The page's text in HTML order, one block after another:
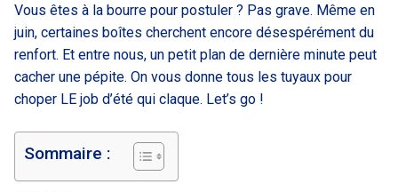
Vous êtes à la bourre pour postuler ? Pas grave. Même en
juin, certaines boîtes cherchent encore désespérément du
renfort. Et entre nous, un petit plan de dernière minute peut
cacher une pépite. On vous donne tous les tuyaux pour
choper LE job d’été qui claque. Let’s go !
Sommaire :